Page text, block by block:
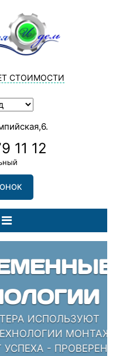
СТОИМОСТИ
11 12
МОНТАЖА И
- ПРОВЕРЕННЫЕ